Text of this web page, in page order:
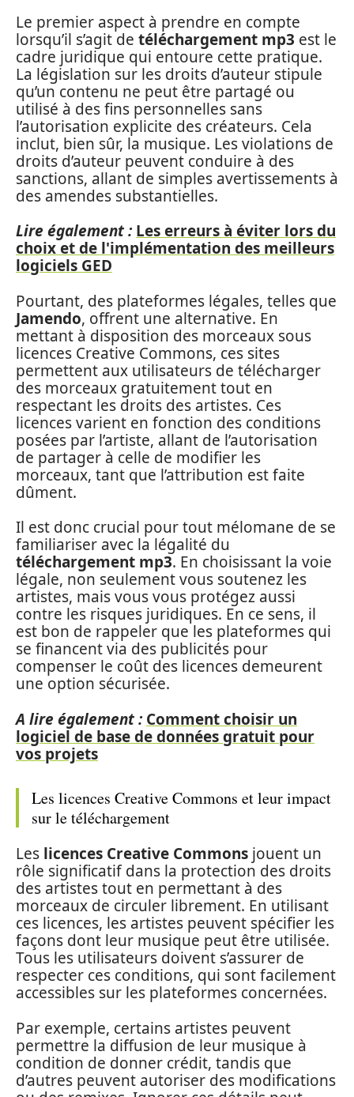
Le premier aspect à prendre en compte
lorsqu’il s’agit de téléchargement mp3 est le
cadre juridique qui entoure cette pratique.
La législation sur les droits d’auteur stipule
qu’un contenu ne peut être partagé ou
utilisé à des fins personnelles sans
l’autorisation explicite des créateurs. Cela
inclut, bien sûr, la musique. Les violations de
droits d’auteur peuvent conduire à des
sanctions, allant de simples avertissements à
des amendes substantielles.
Lire également : Les erreurs à éviter lors du
choix et de l'implémentation des meilleurs
logiciels GED
Pourtant, des plateformes légales, telles que
Jamendo, offrent une alternative. En
mettant à disposition des morceaux sous
licences Creative Commons, ces sites
permettent aux utilisateurs de télécharger
des morceaux gratuitement tout en
respectant les droits des artistes. Ces
licences varient en fonction des conditions
posées par l’artiste, allant de l’autorisation
de partager à celle de modifier les
morceaux, tant que l’attribution est faite
dûment.
Il est donc crucial pour tout mélomane de se
familiariser avec la légalité du
téléchargement mp3. En choisissant la voie
légale, non seulement vous soutenez les
artistes, mais vous vous protégez aussi
contre les risques juridiques. En ce sens, il
est bon de rappeler que les plateformes qui
se financent via des publicités pour
compenser le coût des licences demeurent
une option sécurisée.
A lire également : Comment choisir un
logiciel de base de données gratuit pour
vos projets
Les licences Creative Commons et leur impact
sur le téléchargement
Les licences Creative Commons jouent un
rôle significatif dans la protection des droits
des artistes tout en permettant à des
morceaux de circuler librement. En utilisant
ces licences, les artistes peuvent spécifier les
façons dont leur musique peut être utilisée.
Tous les utilisateurs doivent s’assurer de
respecter ces conditions, qui sont facilement
accessibles sur les plateformes concernées.
Par exemple, certains artistes peuvent
permettre la diffusion de leur musique à
condition de donner crédit, tandis que
d’autres peuvent autoriser des modifications